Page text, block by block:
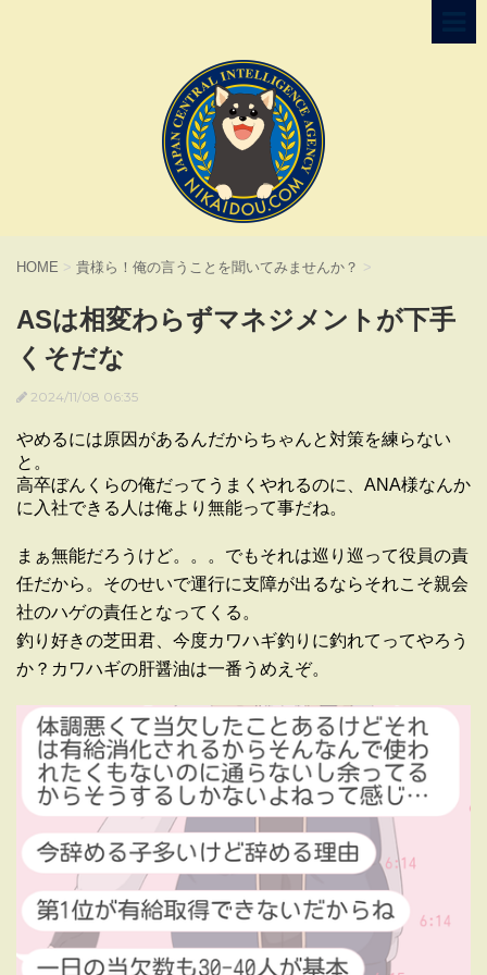
HOME > 貴様ら！俺の言うことを聞いてみませんか？ >
ASは相変わらずマネジメントが下手
くそだな
2024/11/08 06:35
やめるには原因があるんだからちゃんと対策を練らない
と。
高卒ぼんくらの俺だってうまくやれるのに、ANA様なんか
に入社できる人は俺より無能って事だね。
まぁ無能だろうけど。。。でもそれは巡り巡って役員の責
任だから。そのせいで運行に支障が出るならそれこそ親会
社のハゲの責任となってくる。
釣り好きの芝田君、今度カワハギ釣りに釣れてってやろう
か？カワハギの肝醤油は一番うめえぞ。